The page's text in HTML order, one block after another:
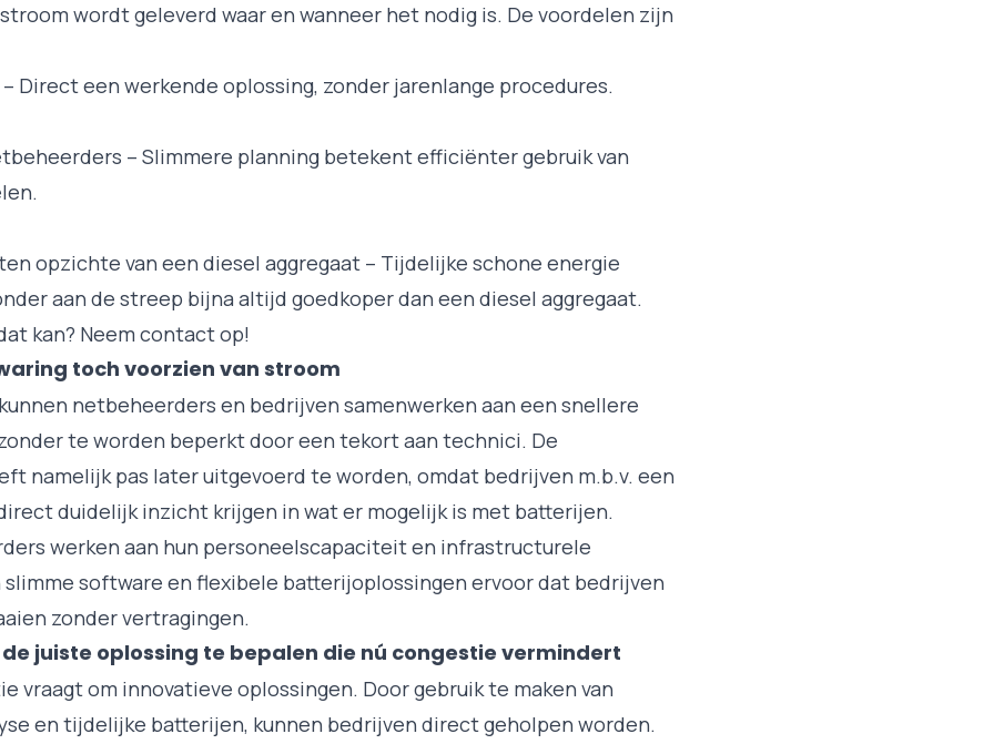
wordt geleverd waar en wanneer het nodig is. De voordelen zijn
Direct een werkende oplossing, zonder jarenlange procedures.
– Slimmere planning betekent efficiënter gebruik van
opzichte van een diesel aggregaat – Tijdelijke schone energie
aan de streep bijna altijd goedkoper dan een diesel aggregaat.
kan? Neem contact op!
toch voorzien van stroom
netbeheerders en bedrijven samenwerken aan een snellere
te worden beperkt door een tekort aan technici. De
namelijk pas later uitgevoerd te worden, omdat bedrijven m.b.v. een
duidelijk inzicht krijgen in wat er mogelijk is met batterijen.
werken aan hun personeelscapaciteit en infrastructurele
software en flexibele batterijoplossingen ervoor dat bedrijven
zonder vertragingen.
de juiste oplossing te bepalen die nú congestie vermindert
vraagt om innovatieve oplossingen. Door gebruik te maken van
en tijdelijke batterijen, kunnen bedrijven direct geholpen worden.